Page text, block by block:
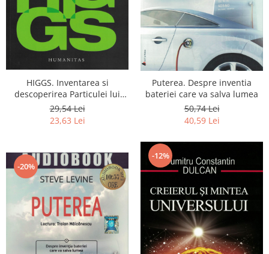
HIGGS. Inventarea si
descoperirea Particulei lui
Dumnezeu
29,54 Lei
23,63 Lei
Puterea. Despre inventia
bateriei care va salva lumea
50,74 Lei
40,59 Lei
-20%
-12%